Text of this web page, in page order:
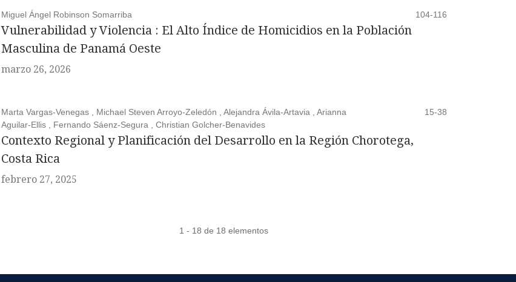
Miguel Ángel Robinson Somarriba 104-116
Vulnerabilidad y Violencia : El Alto Índice de Homicidios en la Población
Masculina de Panamá Oeste
marzo 26, 2026
Marta Vargas-Venegas , Michael Steven Arroyo-Zeledón , Alejandra Ávila-Artavia , Arianna
Aguilar-Ellis , Fernando Sáenz-Segura , Christian Golcher-Benavides
15-38
Contexto Regional y Planificación del Desarrollo en la Región Chorotega,
Costa Rica
febrero 27, 2025
1 - 18 de 18 elementos